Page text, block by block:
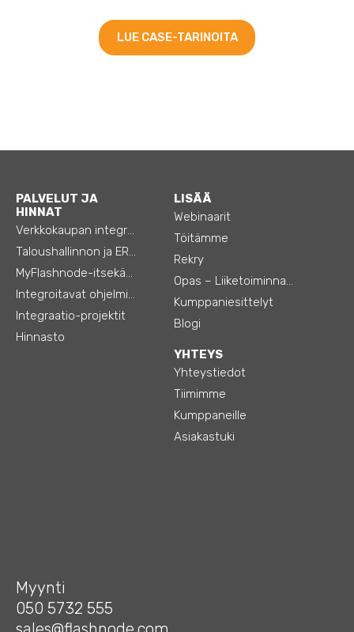
LUE CASE-TARINOITA
PALVELUT JA
HINNAT
Integraatio-projektit
Hinnasto
LISÄÄ
Webinaarit
Töitämme
Rekry
Kumppaniesittelyt
Blogi
YHTEYS
Yhteystiedot
Tiimimme
Kumppaneille
Asiakastuki
Myynti
050 5732 555